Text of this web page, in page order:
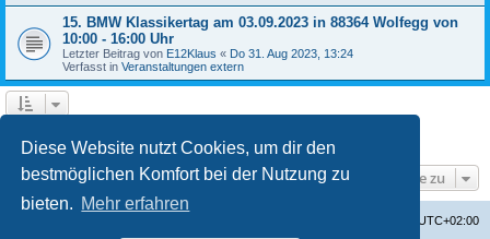
Diese Website nutzt Cookies, um dir den
bestmöglichen Komfort bei der Nutzung zu
bieten. Mehr erfahren
15. BMW Klassikertag am 03.09.2023 in 88364 Wolfegg von
10:00 - 16:00 Uhr
Letzter Beitrag von E12Klaus « Do 31. Aug 2023, 13:24
Verfasst in Veranstaltungen extern
Gehe zu
UTC+02:00